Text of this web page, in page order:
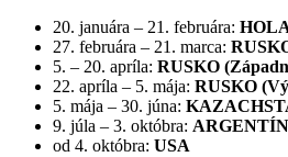
20. januára – 21. februára:
27. februára – 21. marca:
5. – 20. apríla: RUSKO
22. apríla – 5. mája: RUSKO
5. mája – 30. júna:
9. júla – 3. októbra:
od 4. októbra: USA